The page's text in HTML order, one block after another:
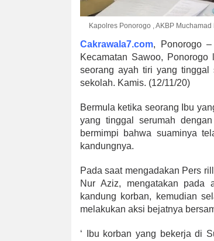
Kapolres Ponorogo , AKBP
Cakrawala7.com, Ponorogo
Kecamatan Sawoo,
seorang ayah tiri yang tinggal
sekolah. Kamis. (12/11/20)
Bermula ketika seorang Ibu
yang tinggal serumah
bermimpi bahwa suaminya
kandungnya.
Pada saat mengadakan Pers
Nur Aziz, mengatakan pada
kandung korban, kemudian
melakukan aksi bejatnya
‘ Ibu korban yang bekerja di